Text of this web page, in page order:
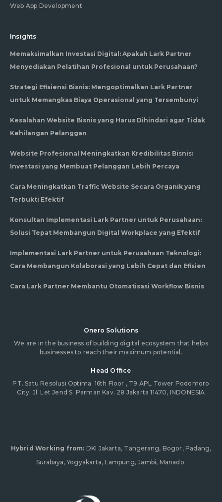
Web App Development
Insights
Memaksimalkan Investasi Digital: Apakah Lark Partner
Menyediakan Pelatihan Profesional untuk Perusahaan?
Strategi Efisiensi Bisnis: Mengoptimalkan Lark Partner
untuk Memangkas Biaya Operasional yang Tersembunyi
Kesalahan Website Bisnis yang Harus Dihindari agar Tidak
Kehilangan Pelanggan
Website Profesional Meningkatkan Kredibilitas Bisnis:
Investasi yang Membuat Pelanggan Lebih Percaya
Cara Meningkatkan Traffic Website Secara Organik yang
Terbukti Efektif
Konsultan Implementasi Lark Partner untuk Perusahaan:
Solusi Tepat Membangun Digital Workplace yang Efektif
Implementasi Lark Partner untuk Perusahaan Teknologi:
Cara Membangun Kolaborasi yang Lebih Cepat dan Efisien
Cara Lark Partner Membantu Otomatisasi Workflow Bisnis
Onero Solutions
We are in the business of building digital ecosystem that helps
businesses to reach their maximum potential.
Head Office
PT. Satu Resolusi Optima 16th Floor , T9 APL Tower Podomoro
City. Jl. Let Jend S. Parman Kav. 28 Jakarta 11470, INDONESIA
Hybrid Working from: DKI Jakarta, Tangerang, Bogor, Padang,
Surabaya, Yogyakarta, Lampung, Jambi, Manado.